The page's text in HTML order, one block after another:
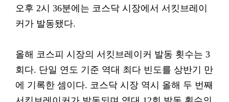
오후 2시 36분에는 코스닥 시장에서 서킷브레이
커가 발동됐다.
올해 코스피 시장의 서킷브레이커 발동 횟수는 3
회다. 단일 연도 기준 역대 최다 빈도를 상반기 만
에 기록한 셈이다. 코스닥 시장 역시 올해 두 번째